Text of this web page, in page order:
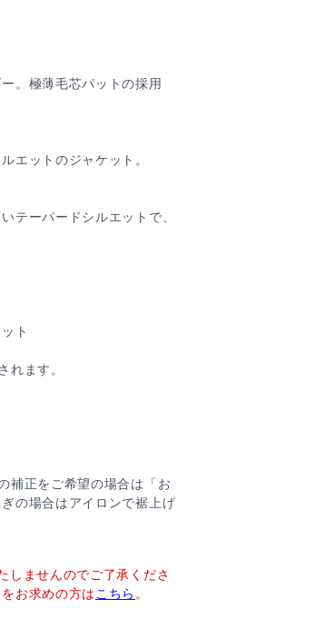
。極薄毛芯パットの採用
エットのジャケット。
テーパードシルエットで、
ト
れます。
補正をご希望の場合は「お
の場合はアイロンで裾上げ
しませんのでご了承くださ
お求めの方は こちら 。